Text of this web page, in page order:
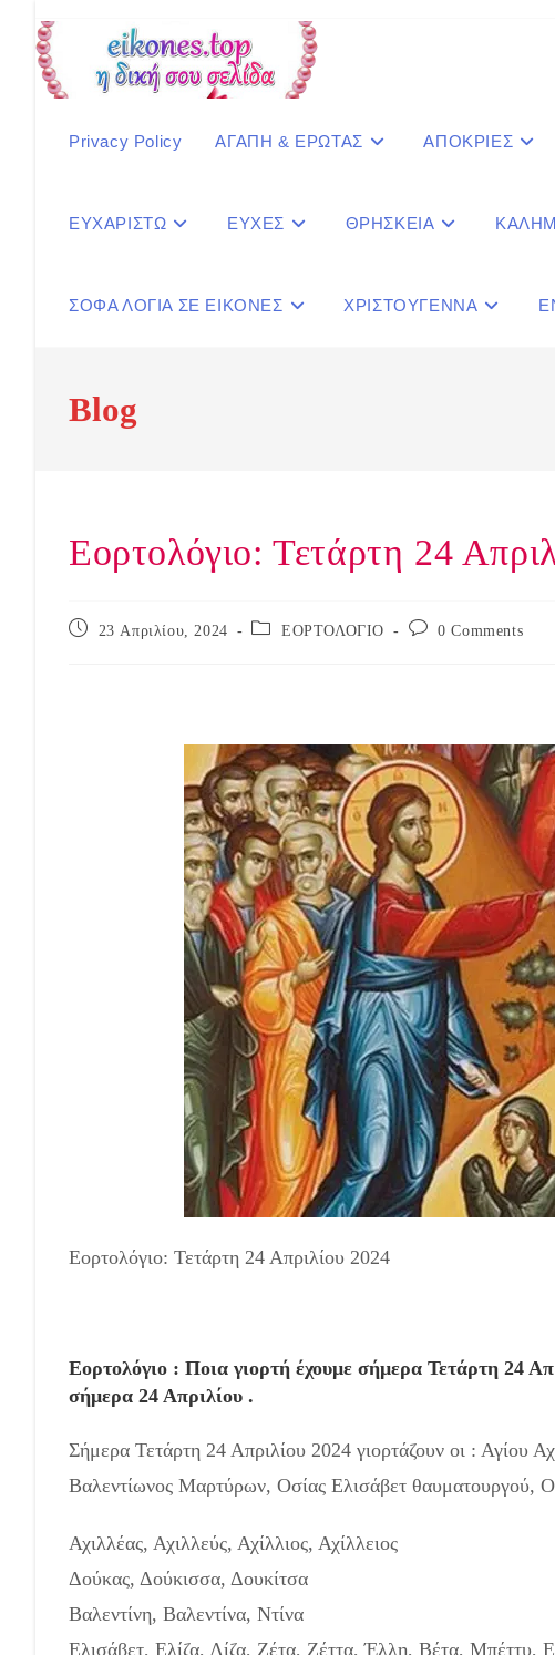
content
Privacy Policy ΑΓΑΠΗ & ΕΡΩΤΑΣ ΑΠΟΚΡΙΕΣ
ΕΥΧΑΡΙΣΤΩ ΕΥΧΕΣ ΘΡΗΣΚΕΙΑ
ΣΟΦΑ ΛΟΓΙΑ ΣΕ ΕΙΚΟΝΕΣ ΧΡΙΣΤΟΥΓΕΝΝΑ
Blog
Εορτολόγιο: Τετάρτη 24
Post
23 Απριλίου, 2024
Post ΕΟΡΤΟΛΟΓΙΟ
Post 0 Comments
Εορτολόγιο: Τετάρτη 24 Απριλίου 2024
Εορτολόγιο : Ποια γιορτή έχουμε σήμερα Τετάρτη 24
σήμερα 24 Απριλίου .
Σήμερα Τετάρτη 24 Απριλίου 2024 γιορτάζουν οι : Αγίου
Βαλεντίωνος Μαρτύρων, Οσίας Ελισάβετ θαυματουργού,
Αχιλλέας, Αχιλλεύς, Αχίλλιος, Αχίλλειος
Δούκας, Δούκισσα, Δουκίτσα
Βαλεντίνη, Βαλεντίνα, Ντίνα
Ελισάβετ, Ελίζα, Λίζα, Ζέτα, Ζέττα, Έλλη, Βέτα, Μπέττυ,